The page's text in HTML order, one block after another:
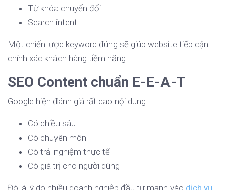
Từ khóa chuyển đổi
Search intent
Một chiến lược keyword đúng sẽ giúp website tiếp cận
chính xác khách hàng tiềm năng.
SEO Content chuẩn E-E-A-T
Google hiện đánh giá rất cao nội dung:
Có chiều sâu
Có chuyên môn
Có trải nghiệm thực tế
Có giá trị cho người dùng